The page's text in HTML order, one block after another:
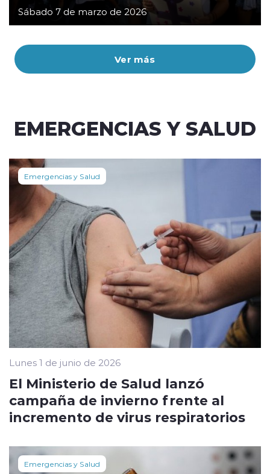
Ver más
Sábado 7 de marzo de 2026
EMERGENCIAS Y SALUD
Emergencias y Salud
Lunes 1 de junio de 2026
El Ministerio de Salud lanzó
campaña de invierno frente al
incremento de virus respiratorios
Emergencias y Salud